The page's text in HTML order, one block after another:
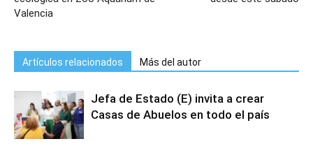
Valencia
Artículos relacionados Más del autor
Jefa de Estado (E) invita a crear
Casas de Abuelos en todo el país